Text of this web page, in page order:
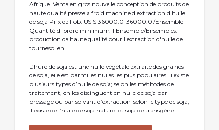
Afrique. Vente en gros nouvelle conception de produits de
haute qualité presse à froid machine d'extraction d'huile
de soja Prix de Fob: US $ 36000.0-36000.0 /Ensemble
Quantité d''ordre minimum: 1 Ensemble/Ensembles.
production de haute qualité pour l'extraction d'huile de
tournesol en ...
L’huile de soja est une huile végétale extraite des graines
de soja, elle est parmi les huiles les plus populaires. Il existe
plusieurs types d’huile de soja; selon les méthodes de
traitement, on les distinguent en huile de soja par
pressage ou par solvant d’extraction; selon le type de soja,
il existe de l’huile de soja naturel et soja de transgène.